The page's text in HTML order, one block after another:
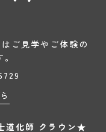
ご見学やご体験の
道化師 クラウン★